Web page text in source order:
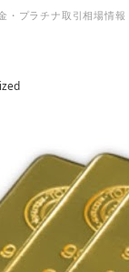
プラチナ取引相場情報